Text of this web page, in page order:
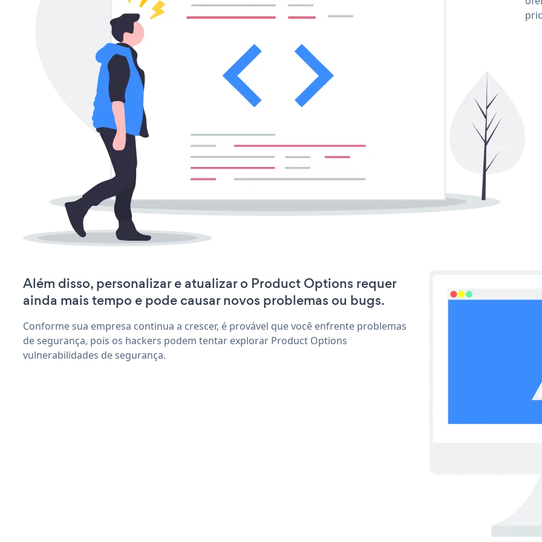
Além disso, personalizar e atualizar o Product Options requer
ainda mais tempo e pode causar novos problemas ou bugs.
Conforme sua empresa continua a crescer, é provável que você enfrente problemas
de segurança, pois os hackers podem tentar explorar Product Options
vulnerabilidades de segurança.